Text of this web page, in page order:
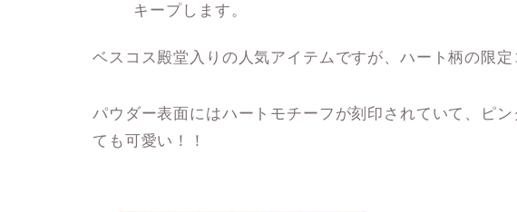
キープします。
ベスコス殿堂入りの人気アイテムですが、ハート柄の限
パウダー表面にはハートモチーフが刻印されていて、ピ
ても可愛い！！